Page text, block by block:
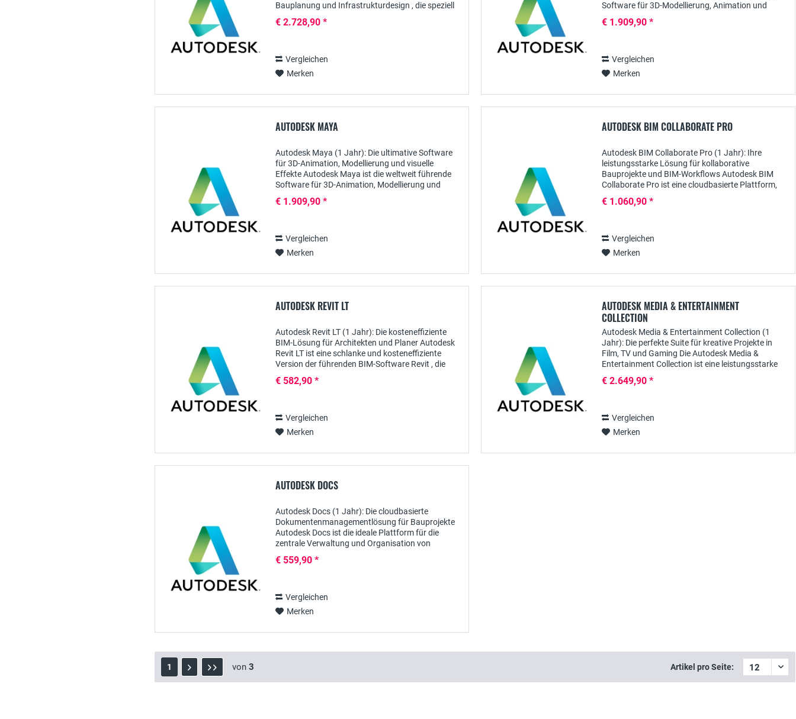
Bauplanung und Infrastrukturdesign , die speziell
€ 2.728,90 *
Vergleichen
Merken
Software für 3D-Modellierung, Animation und
und...
€ 1.909,90 *
Vergleichen
Merken
AUTODESK MAYA
Autodesk Maya (1 Jahr): Die ultimative Software
für 3D-Animation, Modellierung und visuelle
Effekte Autodesk Maya ist die weltweit führende
Software für 3D-Animation, Modellierung und
€ 1.909,90 *
Vergleichen
Merken
AUTODESK BIM COLLABORATE PRO
Autodesk BIM Collaborate Pro (1 Jahr): Ihre
leistungsstarke Lösung für kollaborative
Bauprojekte und BIM-Workflows Autodesk BIM
Collaborate Pro ist eine cloudbasierte Plattform,
Bauprojekten...
€ 1.060,90 *
Vergleichen
Merken
AUTODESK REVIT LT
Autodesk Revit LT (1 Jahr): Die kosteneffiziente
BIM-Lösung für Architekten und Planer Autodesk
Revit LT ist eine schlanke und kosteneffiziente
Version der führenden BIM-Software Revit , die
€ 582,90 *
Vergleichen
Merken
AUTODESK MEDIA & ENTERTAINMENT
COLLECTION
Autodesk Media & Entertainment Collection (1
Jahr): Die perfekte Suite für kreative Projekte in
Film, TV und Gaming Die Autodesk Media &
Entertainment Collection ist eine leistungsstarke
€ 2.649,90 *
Vergleichen
Merken
AUTODESK DOCS
Autodesk Docs (1 Jahr): Die cloudbasierte
Dokumentenmanagementlösung für Bauprojekte
Autodesk Docs ist die ideale Plattform für die
zentrale Verwaltung und Organisation von
Abonnement erhalten Sie...
€ 559,90 *
Vergleichen
Merken
1 von 3 Artikel pro Seite: